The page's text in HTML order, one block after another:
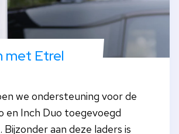
met Etrel
we ondersteuning voor de
en Inch Duo toegevoegd
Bijzonder aan deze laders is